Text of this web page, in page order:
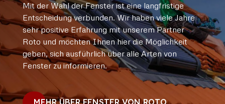
Mit der Wahl der Fenster ist eine langfristige
Entscheidung verbunden. Wir haben viele Jahre
sehr positive Erfahrung mit unserem Partner
Roto und möchten Ihnen hier die Möglichkeit
geben, sich ausführlich über alle Arten von
Fenster zu informieren.